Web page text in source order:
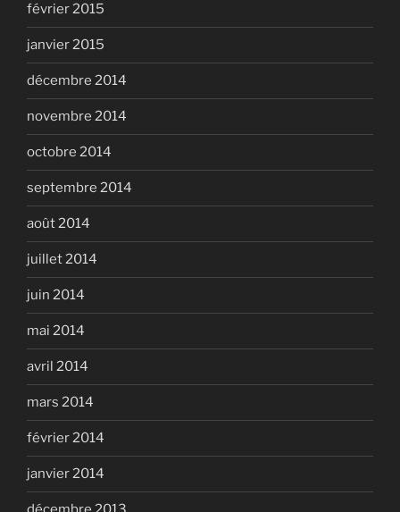
février 2015
janvier 2015
décembre 2014
novembre 2014
octobre 2014
septembre 2014
août 2014
juillet 2014
juin 2014
mai 2014
avril 2014
mars 2014
février 2014
janvier 2014